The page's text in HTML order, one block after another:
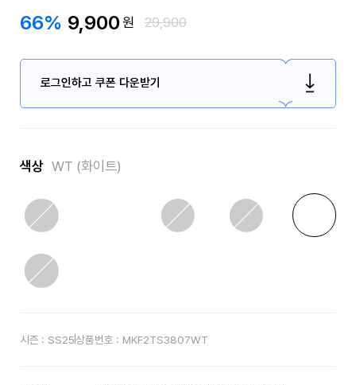
66% 9,900원 29,900
로그인하고 쿠폰 다운받기
색상 WT (화이트)
시즌 : SS25상품번호 : MKF2TS3807WT